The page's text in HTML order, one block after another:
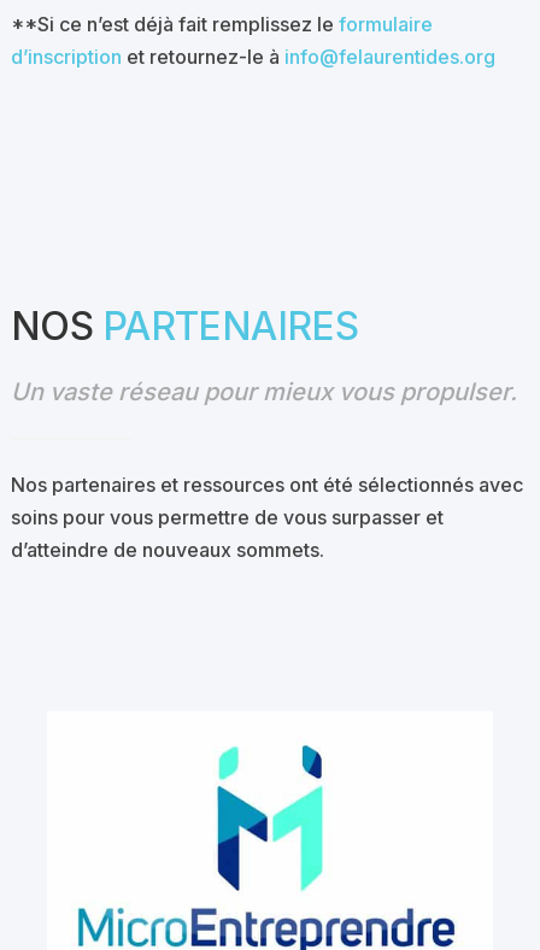
**Si ce n’est déjà fait remplissez le formulaire
d’inscription et retournez-le à info@felaurentides.org
NOS PARTENAIRES
Un vaste réseau pour mieux vous propulser.
Nos partenaires et ressources ont été sélectionnés avec
soins pour vous permettre de vous surpasser et
d’atteindre de nouveaux sommets.